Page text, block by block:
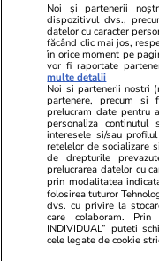
Vacanțe și Cultură
Compania
record de 19 ore
Australia. Ce
Noi și partenerii
dispozitivul dvs.,
datelor cu caracter
făcând clic mai jos,
în orice moment pe
vor fi raportate
multe detalii
Noi si partenerii nostri
partenere, precum si
prelucram date pentru
personaliza
interesele si/sau
retelelor de socializare
de drepturile
prelucrarea datelor cu
prin modalitatea
folosirea tuturor
dvs. cu privire la
care colaboram. Prin
INDIVIDUAL” puteti
cele legate de cookie